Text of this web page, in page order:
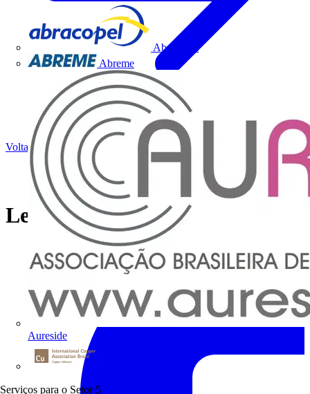
Abracopel
Abreme
Aureside
Serviços para o Setor 5
Voltar para Notícias
Legrand - Atlantic-e cabinet